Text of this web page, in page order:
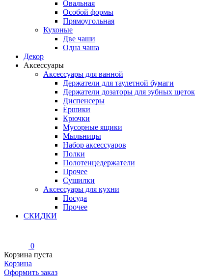
Овальная
Особой формы
Прямоугольная
Кухоные
Две чаши
Одна чаша
Декор
Аксессуары
Аксессуары для ванной
Держатели для таулетной бумаги
Держатели дозаторы для зубных щеток
Диспенсеры
Ёршики
Крючки
Мусорные ящики
Мыльницы
Набор аксессуаров
Полки
Полотенцедержатели
Прочее
Сушилки
Аксессуары для кухни
Посуда
Прочее
СКИДКИ
0
Корзина пуста
Корзина
Оформить заказ